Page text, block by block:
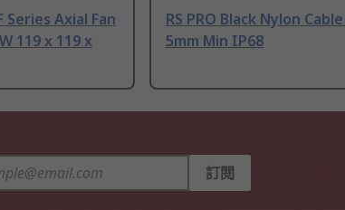
Series Axial Fan
119 x 119 x
RS PRO Black Nylon
5mm Min IP68
訂閱